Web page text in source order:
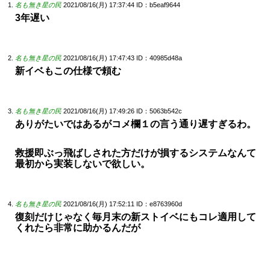
名も無き星の民 2021/08/16(月) 17:37:44 ID：b5eaf9644
3年遅い
名も無き星の民 2021/08/16(月) 17:47:43 ID：40985d48a
新イベもこの仕様で頼む
名も無き星の民 2021/08/16(月) 17:49:26 ID：5063b542c
ありがたいではあるがコメ欄１の言う通り遅すぎるわ。
救援即ぶっ飛ばしされた方だけが損するシステムなんて
最初から実装しないで欲しい。
名も無き星の民 2021/08/16(月) 17:52:11 ID：e8763960d
復刻だけじゃなく毎月末の新ストイベにもコレ適用して
くれたら非常に助かるんだが